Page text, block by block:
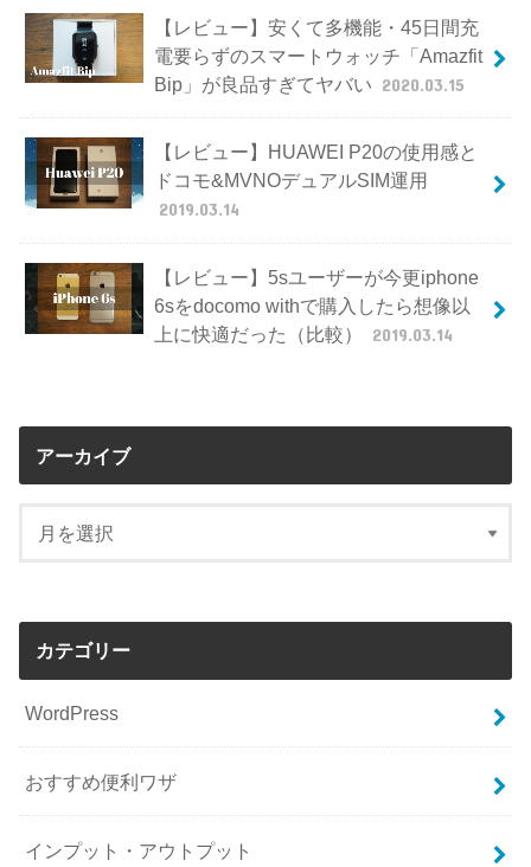
【レビュー】安くて多機能・45日間充
電要らずのスマートウォッチ「Amazfit
Bip」が良品すぎてヤバい 2020.03.15
【レビュー】HUAWEI P20の使用感と
ドコモ&MVNOデュアルSIM運用
2019.03.14
【レビュー】5sユーザーが今更iphone
6sをdocomo withで購入したら想像以
上に快適だった（比較）
2019.03.14
アーカイブ
カテゴリー
WordPress
おすすめ便利ワザ
インプット・アウトプット